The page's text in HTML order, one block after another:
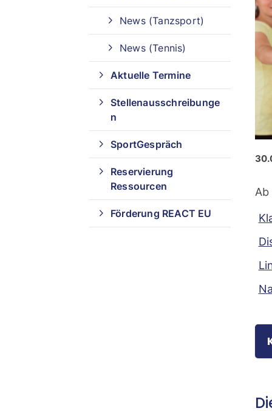
News (Tanzsport)
News (Tennis)
Aktuelle Termine
Stellenausschreibunge
n
SportGespräch
Reservierung
Ressourcen
Förderung REACT EU